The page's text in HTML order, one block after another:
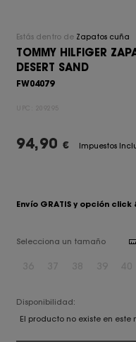
Estás dentro de Zapatos cuña
TOMMY HILFIGER
DESERT SAND
FW04079
UPC:
94,90 € Impuestos
Envío GRATIS y opción
Selecciona un tamaño
Disponibilidad:
El producto no existe en este